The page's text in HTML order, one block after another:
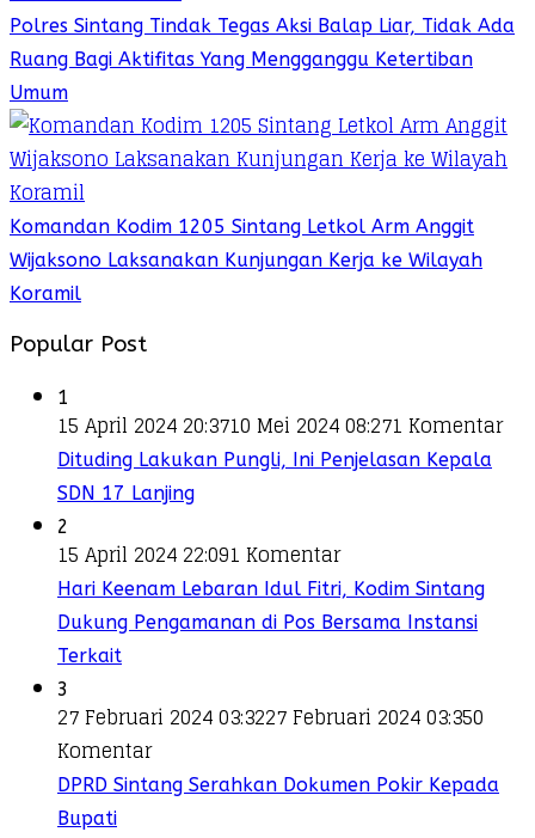
Polres Sintang Tindak Tegas Aksi Balap Liar, Tidak Ada
Ruang Bagi Aktifitas Yang Mengganggu Ketertiban
Umum
Komandan Kodim 1205 Sintang Letkol Arm Anggit
Wijaksono Laksanakan Kunjungan Kerja ke Wilayah
Koramil
Popular Post
1
15 April 2024 20:3710 Mei 2024 08:271 Komentar
Dituding Lakukan Pungli, Ini Penjelasan Kepala
SDN 17 Lanjing
2
15 April 2024 22:091 Komentar
Hari Keenam Lebaran Idul Fitri, Kodim Sintang
Dukung Pengamanan di Pos Bersama Instansi
Terkait
3
27 Februari 2024 03:3227 Februari 2024 03:350
Komentar
DPRD Sintang Serahkan Dokumen Pokir Kepada
Bupati